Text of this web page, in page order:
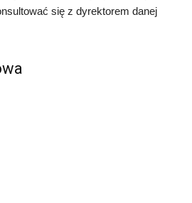
się z dyrektorem danej